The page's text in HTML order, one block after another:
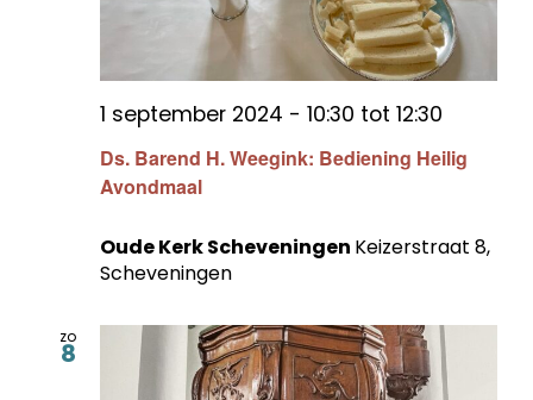
Ds. Barend H. Weegink: Bediening Heilig
Avondmaal
1 september 2024 - 10:30 tot 12:30
Oude Kerk Scheveningen Keizerstraat 8,
Scheveningen
zo
8